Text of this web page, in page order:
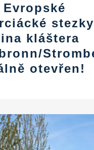
Evropské
stezky
kláštera
otevřen!